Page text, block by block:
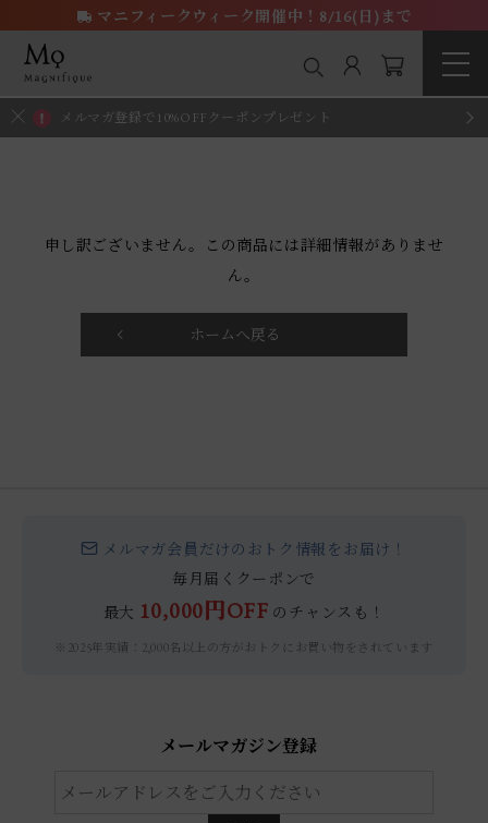
メルマガ登録で10%OFFクーポンプレゼント
マニフィークウィーク開催中！8/16(日)まで
申し訳ございません。この商品には詳細情報がありませ
ん。
ホームへ戻る
メルマガ会員だけのおトク情報をお届け！
毎月届くクーポンで
最大 10,000円OFF のチャンスも！
※2025年実績：2,000名以上の方がおトクにお買い物をされています
メールマガジン登録